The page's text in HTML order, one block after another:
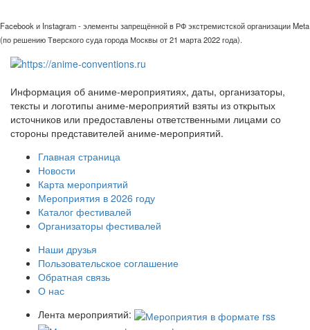
Facebook и Instagram - элементы запрещённой в РФ экстремистской организации Meta
(по решению Тверского суда города Москвы от 21 марта 2022 года).
Информация об аниме-мероприятиях, даты, организаторы,
тексты и логотипы аниме-мероприятий взяты из открытых
источников или предоставлены ответственными лицами со
стороны представителей аниме-мероприятий.
Главная страница
Новости
Карта мероприятий
Мероприятия в 2026 году
Каталог фестивалей
Организаторы фестивалей
Наши друзья
Пользовательское соглашение
Обратная связь
О нас
Лента мероприятий: